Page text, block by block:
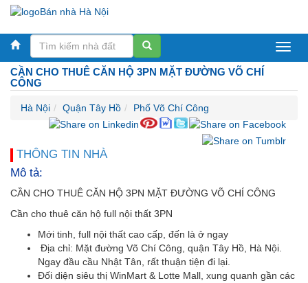
Bán
Nội
CẦN CHO THUÊ CĂN HỘ 3PN MẶT ĐƯỜNG VÕ CHÍ
CÔNG
Hà Nội Quận Tây Hồ Phố Võ Chí Công
THÔNG TIN NHÀ
Mô tả:
CẦN CHO THUÊ CĂN HỘ 3PN MẶT ĐƯỜNG VÕ CHÍ CÔNG
Cần cho thuê căn hộ full nội thất 3PN
Mới tinh, full nội thất cao cấp, đến là ở ngay
Địa chỉ: Mặt đường Võ Chí Công, quận Tây Hồ, Hà Nội.
Ngay đầu cầu Nhật Tân, rất thuận tiện đi lại.
Đối diện siêu thị WinMart & Lotte Mall, xung quanh gần các